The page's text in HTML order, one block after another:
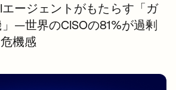
エージェントがもたらす「ガ
—世界のCISOの81%が過剰
機感